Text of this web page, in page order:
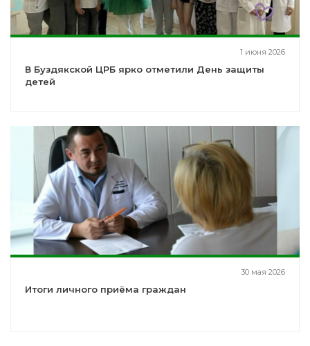
1 июня 2026
В Буздякской ЦРБ ярко отметили День защиты
детей
30 мая 2026
Итоги личного приёма граждан